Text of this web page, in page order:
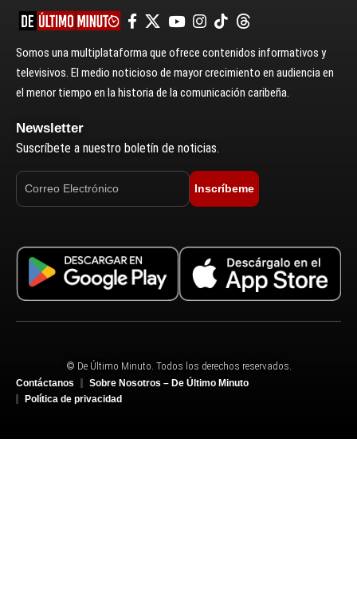
Somos una multiplataforma que ofrece contenidos informativos y
televisivos. El medio noticioso de mayor crecimiento en audiencia en
el menor tiempo en la historia de la comunicación caribeña.
Newsletter
Suscríbete a nuestro boletín de noticias.
Inscríbeme
© De Último Minuto. Todos los derechos reservados.
Contáctanos
Sobre Nosotros – De Último Minuto
Política de privacidad